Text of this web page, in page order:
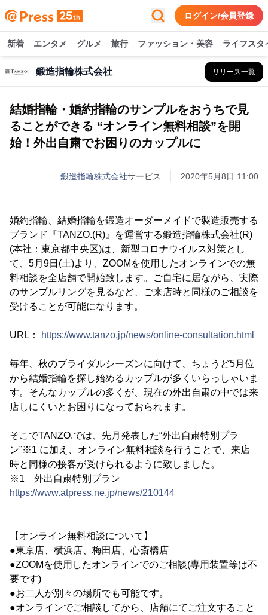
ログイン/会員登録
新着 エンタメ グルメ 旅行 ファッション・美容 ライフスタ
鍛造指輪株式会社 リリース一覧
結婚指輪・婚約指輪のサンプルをおうちで見
ることができる “オンライン無料相談”を開
始！外出自粛でお困りのカップルに
鍛造指輪株式会社サービス 2020年5月8日 11:00
婚約指輪、結婚指輪を鍛造オーダーメイドで製造販売する
ブランド『TANZO.(R)』を運営する鍛造指輪株式会社(R)
(本社：東京都中央区)は、新型コロナウイルス対策とし
て、5月9日(土)より、ZOOMを使用したオンラインでの無
料相談を全店舗で開始致します。ご自宅に居ながら、実際
のサンプルリングを見るなど、ご来店時と同様のご相談を
受けることが可能になります。
URL： https://www.tanzo.jp/news/online-consultation.html
毎年、秋のブライダルシーズンに向けて、ちょうど5月位
から結婚指輪を探し始めるカップルが多くいらっしゃいま
す。そんなカップルの多くが、現在の外出自粛の中では来
店しにくいとお困りになっておられます。
そこでTANZO.では、先月発表した“外出自粛特別プラ
ン”※1 に加え、オンライン無料相談を行うことで、来店
時と同様の接客が受けられるように致しました。
※1 外出自粛特別プラン
https://www.atpress.ne.jp/news/210144
【オンライン無料相談について】
●東京店、横浜店、梅田店、心斎橋店
●ZOOMを使用したオンラインでのご相談(専用装置等は不
要です)
●お二人が別々の場所でも可能です。
●オンラインでご相談してから、店舗にてご注文すること